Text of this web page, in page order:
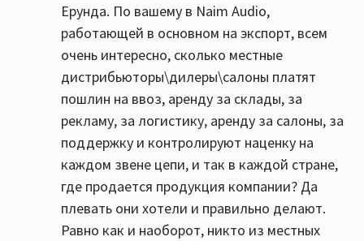
Ерунда. По вашему в Naim Audio,
работающей в основном на экспорт, всем
очень интересно, сколько местные
дистрибьюторы\дилеры\салоны платят
пошлин на ввоз, аренду за склады, за
рекламу, за логистику, аренду за салоны, за
поддержку и контролируют наценку на
каждом звене цепи, и так в каждой стране,
где продается продукция компании? Да
плевать они хотели и правильно делают.
Равно как и наоборот, никто из местных